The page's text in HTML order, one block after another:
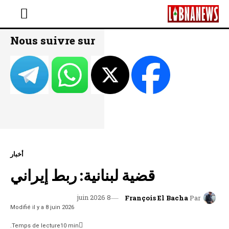
Nous suivre sur
أخبار
قضية لبنانية: ربط إيراني
Par
François El Bacha
8 juin 2026
Modifié il y a 8 juin 2026
Temps de lecture10 min.